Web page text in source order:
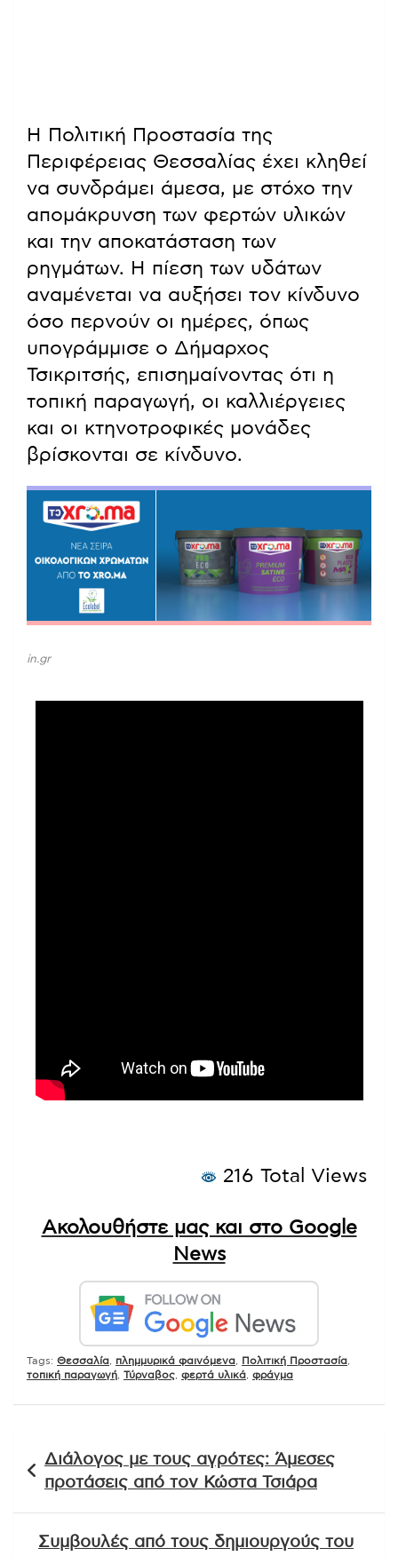
Η Πολιτική Προστασία της
Περιφέρειας Θεσσαλίας έχει κληθεί
να συνδράμει άμεσα, με στόχο την
απομάκρυνση των φερτών υλικών
και την αποκατάσταση των
ρηγμάτων. Η πίεση των υδάτων
αναμένεται να αυξήσει τον κίνδυνο
όσο περνούν οι ημέρες, όπως
υπογράμμισε ο Δήμαρχος
Τσικριτσής, επισημαίνοντας ότι η
τοπική παραγωγή, οι καλλιέργειες
και οι κτηνοτροφικές μονάδες
βρίσκονται σε κίνδυνο.
in.gr
216 Total Views
Ακολουθήστε μας και στο Google
News
Tags: Θεσσαλία πλημμυρικά φαινόμενα Πολιτική Προστασία
τοπική παραγωγή Τύρναβος φερτά υλικά φράγμα
άρθρων
Διάλογος με τους αγρότες: Άμεσες
προτάσεις από τον Κώστα Τσιάρα
Συμβουλές από τους δημιουργούς του